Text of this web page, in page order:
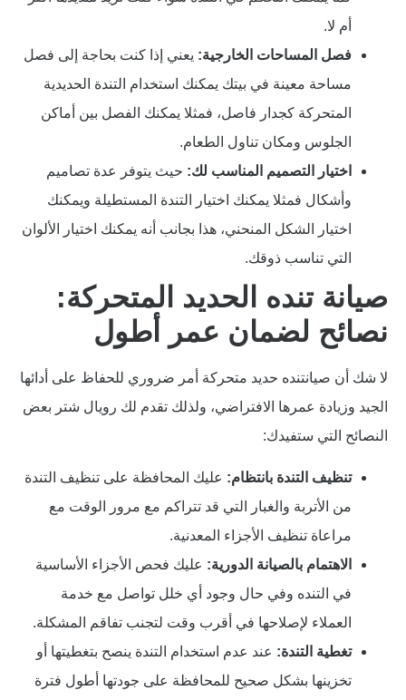
أم لا.
فصل المساحات الخارجية: يعني إذا كنت بحاجة إلى فصل
مساحة معينة في بيتك يمكنك استخدام التندة الحديدية
المتحركة كجدار فاصل، فمثلا يمكنك الفصل بين أماكن
الجلوس ومكان تناول الطعام.
اختيار التصميم المناسب لك: حيث يتوفر عدة تصاميم
وأشكال فمثلا يمكنك اختيار التندة المستطيلة ويمكنك
اختيار الشكل المنحني، هذا بجانب أنه يمكنك اختيار الألوان
التي تناسب ذوقك.
صيانة تنده الحديد المتحركة:
نصائح لضمان عمر أطول
لا شك أن صيانتنده حديد متحركة أمر ضروري للحفاظ على أدائها
الجيد وزيادة عمرها الافتراضي، ولذلك تقدم لك رويال شتر بعض
النصائح التي ستفيدك:
تنظيف التندة بانتظام: عليك المحافظة على تنظيف التندة
من الأتربة والغبار التي قد تتراكم مع مرور الوقت مع
مراعاة تنظيف الأجزاء المعدنية.
الاهتمام بالصيانة الدورية: عليك فحص الأجزاء الأساسية
في التنده وفي حال وجود أي خلل تواصل مع خدمة
العملاء لإصلاحها في أقرب وقت لتجنب تفاقم المشكلة.
تغطية التندة: عند عدم استخدام التندة ينصح بتغطيتها أو
تخزينها بشكل صحيح للمحافظة على جودتها أطول فترة